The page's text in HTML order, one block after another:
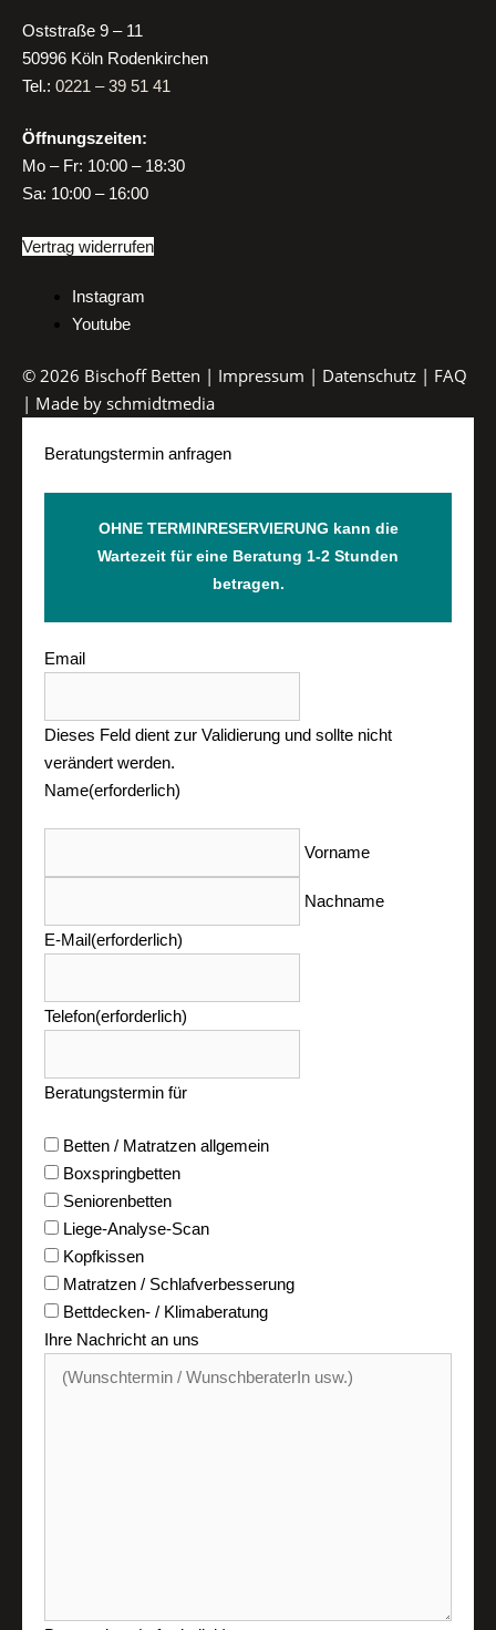
Oststraße 9 – 11
50996 Köln Rodenkirchen
Tel.: 0221 – 39 51 41
Öffnungszeiten:
Mo – Fr: 10:00 – 18:30
Sa: 10:00 – 16:00
Vertrag widerrufen
Instagram
Youtube
© 2026 Bischoff Betten | Impressum | Datenschutz | FAQ
| Made by schmidtmedia
Beratungstermin anfragen
OHNE TERMINRESERVIERUNG kann die
Wartezeit für eine Beratung 1-2 Stunden
betragen.
Email
Dieses Feld dient zur Validierung und sollte nicht
verändert werden.
Name(erforderlich)
Vorname
Nachname
E-Mail(erforderlich)
Telefon(erforderlich)
Beratungstermin für
Betten / Matratzen allgemein
Boxspringbetten
Seniorenbetten
Liege-Analyse-Scan
Kopfkissen
Matratzen / Schlafverbesserung
Bettdecken- / Klimaberatung
Ihre Nachricht an uns